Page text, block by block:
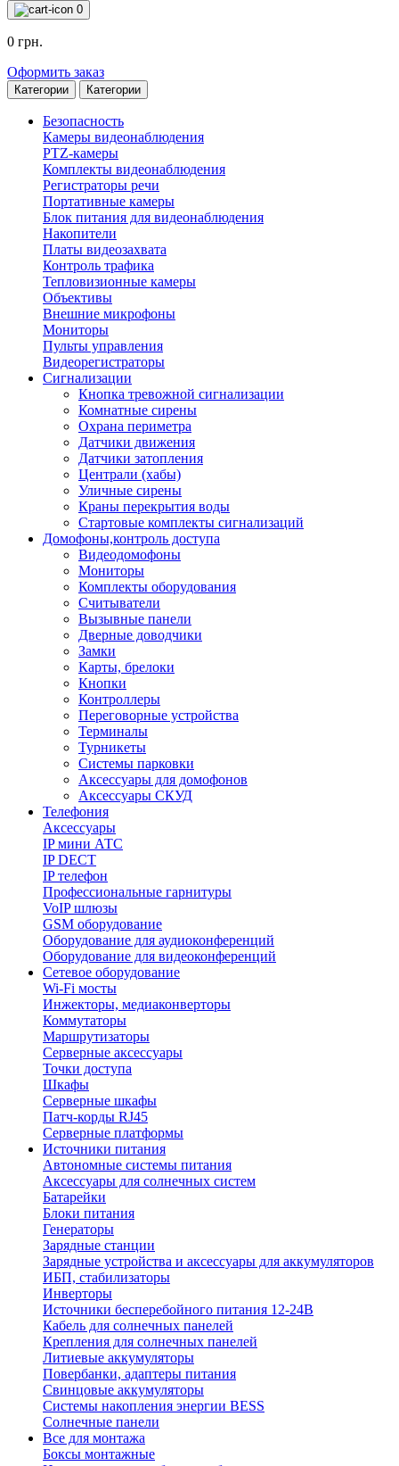
0
0 грн.
Оформить заказ
Категории Категории
Безопасность
Камеры видеонаблюдения
PTZ-камеры
Комплекты видеонаблюдения
Регистраторы речи
Портативные камеры
Блок питания для видеонаблюдения
Накопители
Платы видеозахвата
Контроль трафика
Тепловизионные камеры
Объективы
Внешние микрофоны
Мониторы
Пульты управления
Видеорегистраторы
Сигнализации
Кнопка тревожной сигнализации
Комнатные сирены
Охрана периметра
Датчики движения
Датчики затопления
Централи (хабы)
Уличные сирены
Краны перекрытия воды
Стартовые комплекты сигнализаций
Домофоны,контроль доступа
Видеодомофоны
Мониторы
Комплекты оборудования
Считыватели
Вызывные панели
Дверные доводчики
Замки
Карты, брелоки
Кнопки
Контроллеры
Переговорные устройства
Терминалы
Турникеты
Системы парковки
Аксессуары для домофонов
Аксессуары СКУД
Телефония
Aксессуары
IP мини АТС
IP DECT
IP телефон
Профессиональные гарнитуры
VoIP шлюзы
GSM оборудование
Оборудование для аудиоконференций
Оборудование для видеоконференций
Сетевое оборудование
Wi-Fi мосты
Инжекторы, медиаконверторы
Коммутаторы
Маршрутизаторы
Серверные аксессуары
Точки доступа
Шкафы
Серверные шкафы
Патч-корды RJ45
Серверные платформы
Источники питания
Автономные системы питания
Аксессуары для солнечных систем
Батарейки
Блоки питания
Генераторы
Зарядные станции
Зарядные устройства и аксессуары для аккумуляторов
ИБП, стабилизаторы
Инверторы
Источники бесперебойного питания 12-24В
Кабель для солнечных панелей
Крепления для солнечных панелей
Литиевые аккумуляторы
Повербанки, адаптеры питания
Свинцовые аккумуляторы
Системы накопления энергии BESS
Солнечные панели
Все для монтажа
Боксы монтажные